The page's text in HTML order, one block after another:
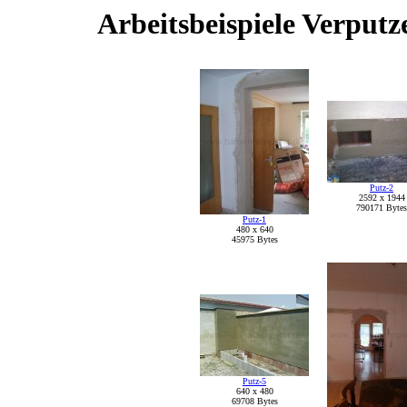
Arbeitsbeispiele
Putz-1
480 x 640
45975 Bytes
Putz-2
2592 x 1944
790171 Bytes
Putz-5
640 x 480
69708 Bytes